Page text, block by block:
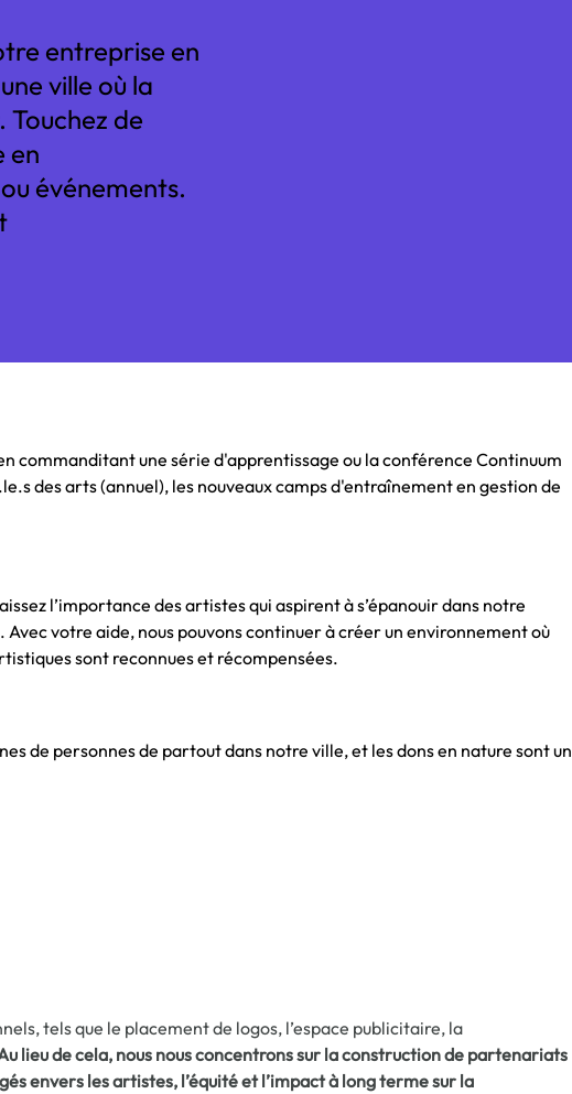
entreprise en
ville où la
de
en
événements.
commanditant une série d'apprentissage ou la conférence Continuum
e.s des arts (annuel), les nouveaux camps d'entraînement en gestion de
l’importance des artistes qui aspirent à s’épanouir dans notre
votre aide, nous pouvons continuer à créer un environnement où
sont reconnues et récompensées.
de personnes de partout dans notre ville, et les dons en nature sont un
tels que le placement de logos, l’espace publicitaire, la
lieu de cela, nous nous concentrons sur la construction de partenariats
envers les artistes, l’équité et l’impact à long terme sur la